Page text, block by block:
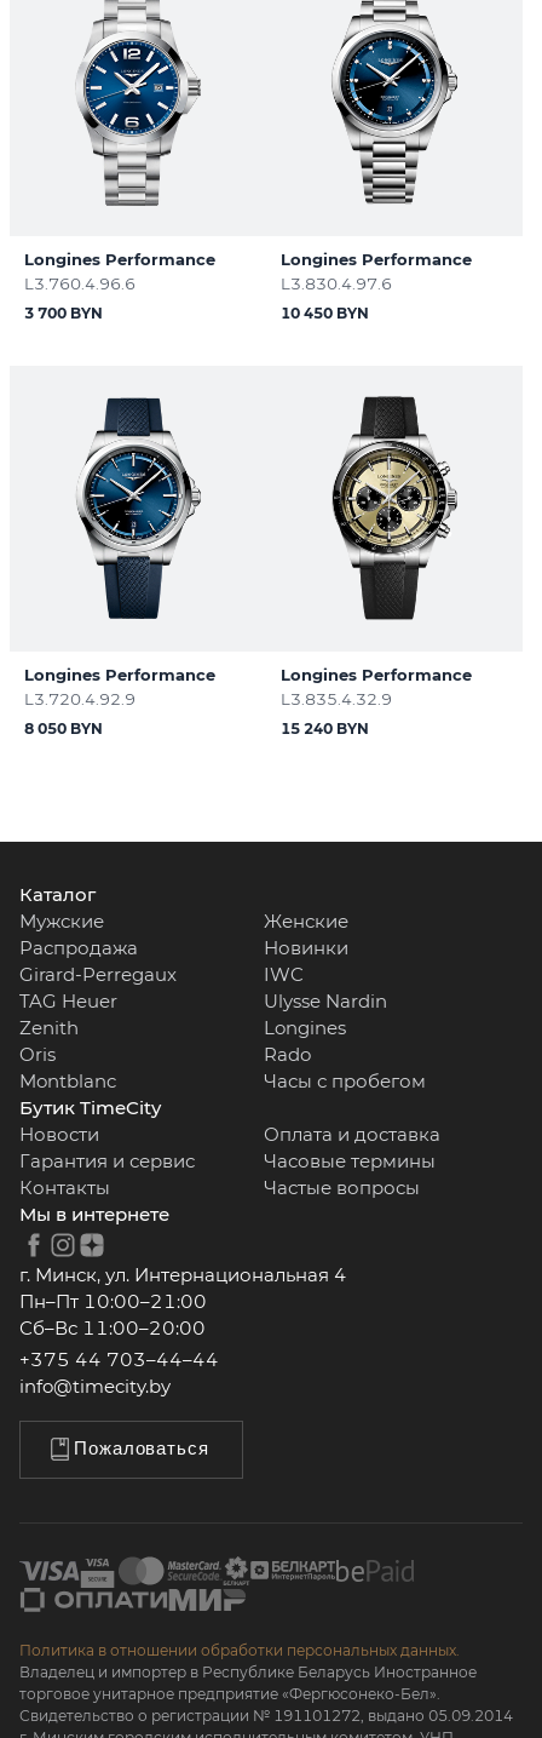
Longines Performance
L3.760.4.96.6
3 700 BYN
Longines Performance
L3.830.4.97.6
10 450 BYN
Longines Performance
L3.720.4.92.9
8 050 BYN
Longines Performance
L3.835.4.32.9
15 240 BYN
Каталог
Мужские
Женские
Распродажа
Новинки
Girard-Perregaux
IWC
TAG Heuer
Ulysse Nardin
Zenith
Longines
Oris
Rado
Montblanc
Часы с пробегом
Бутик TimeCity
Новости
Оплата и доставка
Гарантия и сервис
Часовые термины
Контакты
Частые вопросы
Мы в интернете
г. Минск, ул. Интернациональная 4
Пн–Пт 10:00–21:00
Сб–Вс 11:00–20:00
+375 44 703–44–44
info@timecity.by
Пожаловаться
Политика в отношении обработки персональных данных.
Владелец и импортер в Республике Беларусь Иностранное
торговое унитарное предприятие «Фергюсонеко-Бел».
Свидетельство о регистрации № 191101272, выдано 05.09.2014